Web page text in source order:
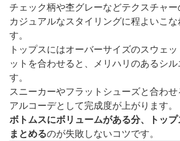
チェック柄や杢グレーなどテクスチャー
カジュアルなスタイリングに程よいこ
す。
トップスにはオーバーサイズのスウェ
ットを合わせると、メリハリのあるシ
す。
スニーカーやフラットシューズと合わ
アルコーデとして完成度が上がります。
ボトムスにボリュームがある分、トッ
まとめるのが失敗しないコツです。